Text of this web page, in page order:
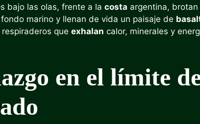
bajo las olas, frente a la costa argentina,
marino y llenan de vida un paisaje de
que exhalan calor, minerales y
en el límite